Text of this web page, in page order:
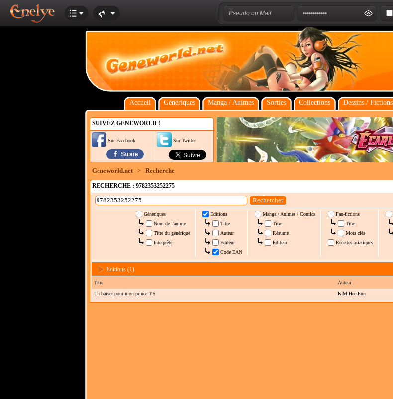
Accueil Génériques Manga / Animes Sorties Collections Dessins / Fictions
SUIVEZ GENEWORLD !
Sur Facebook Sur Twitter
Geneworld.net > Recherche
RECHERCHE : 9782353252275
Génériques
Nom de l'anime
Titre du générique
Interprète
Editions
Titre
Auteur
Editeur
Code EAN
Manga / Animes / Comics
Titre
Résumé
Editeur
Fan-fictions
Titre
Mots clés
Recettes asiatiques
Editions (1)
Titre Auteur
Un baiser pour mon prince T.5
KIM Hee-Eun